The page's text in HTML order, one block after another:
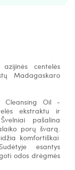
centelės
Madagaskaro
Cleansing Oil -
ekstraktu ir
Švelniai pašalina
porų švarą.
komfortiškai
Sudėtyje esantys
odos drėgmės